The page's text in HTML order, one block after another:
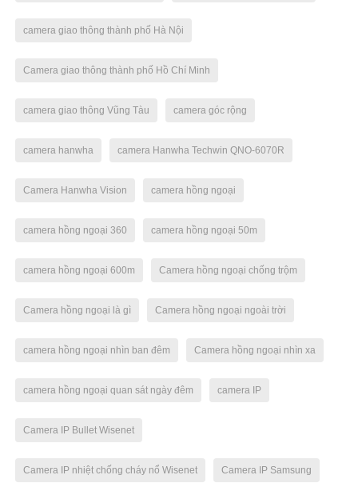
camera giao thông thành phố Hà Nội
Camera giao thông thành phố Hồ Chí Minh
camera giao thông Vũng Tàu camera góc rộng
camera hanwha camera Hanwha Techwin QNO-6070R
Camera Hanwha Vision camera hồng ngoại
camera hồng ngoại 360 camera hồng ngoại 50m
camera hồng ngoại 600m Camera hồng ngoại chống trộm
Camera hồng ngoại là gì Camera hồng ngoại ngoài trời
camera hồng ngoại nhìn ban đêm Camera hồng ngoại nhìn xa
camera hồng ngoại quan sát ngày đêm camera IP
Camera IP Bullet Wisenet
Camera IP nhiệt chống cháy nổ Wisenet Camera IP Samsung